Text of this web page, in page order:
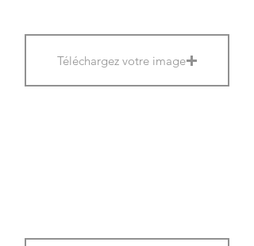
Téléchargez votre image